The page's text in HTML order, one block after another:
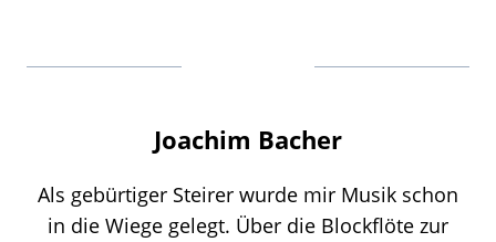
Joachim Bacher
Als gebürtiger Steirer wurde mir Musik schon
in die Wiege gelegt. Über die Blockflöte zur